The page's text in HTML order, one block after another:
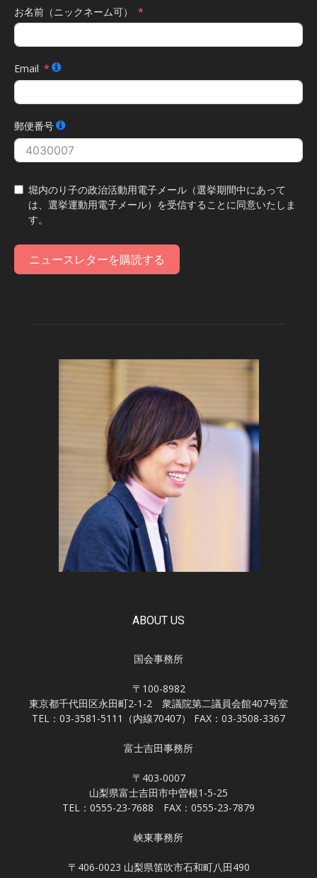
お名前（ニックネーム可）
Email
郵便番号
堀内のり子の政治活動用電子メール（選挙期間中にあって
は、選挙運動用電子メール）を受信することに同意いたしま
す。
ニュースレターを購読する
ABOUT US
国会事務所
〒100-8982
東京都千代田区永田町2-1-2 衆議院第二議員会館407号室
TEL：03-3581-5111（内線70407） FAX：03-3508-3367
富士吉田事務所
〒403-0007
山梨県富士吉田市中曽根1-5-25
TEL：0555-23-7688 FAX：0555-23-7879
峡東事務所
〒406-0023 山梨県笛吹市石和町八田490